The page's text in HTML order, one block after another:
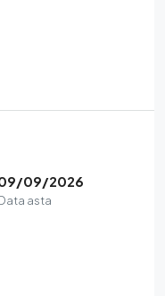
09/2026
asta